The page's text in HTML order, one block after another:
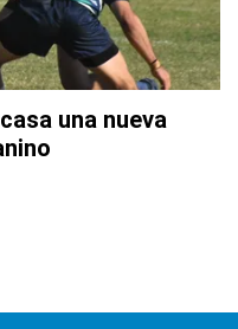
una nueva